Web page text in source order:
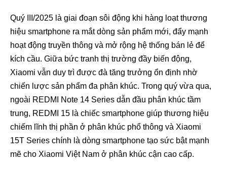
Quý III/2025 là giai đoạn sôi động khi hàng loạt thương
hiệu smartphone ra mắt dòng sản phẩm mới, đẩy mạnh
hoạt động truyền thông và mở rộng hệ thống bán lẻ để
kích cầu. Giữa bức tranh thị trường đầy biến động,
Xiaomi vẫn duy trì được đà tăng trưởng ổn định nhờ
chiến lược sản phẩm đa phân khúc. Trong quý vừa qua,
ngoài REDMI Note 14 Series dẫn đầu phân khúc tầm
trung, REDMI 15 là chiếc smartphone giúp thương hiệu
chiếm lĩnh thị phần ở phân khúc phổ thông và Xiaomi
15T Series chính là dòng smartphone tạo sức bật mạnh
mẽ cho Xiaomi Việt Nam ở phân khúc cận cao cấp.